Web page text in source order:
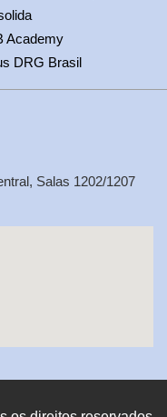
Academy
DRG Brasil
Salas 1202/1207